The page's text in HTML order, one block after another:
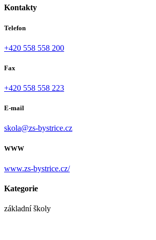
Kontakty
Telefon
+420 558 558 200
Fax
+420 558 558 223
E-mail
skola@zs-bystrice.cz
WWW
www.zs-bystrice.cz/
Kategorie
základní školy